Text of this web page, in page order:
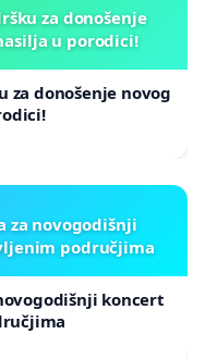
za donošenje
u porodici!
za donošenje novog
za novogodišnji
područjima
koncert